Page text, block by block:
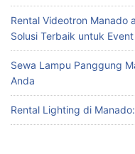
Rental Videotron Manado
Solusi Terbaik untuk
Sewa Lampu Panggung
Anda
Rental Lighting di